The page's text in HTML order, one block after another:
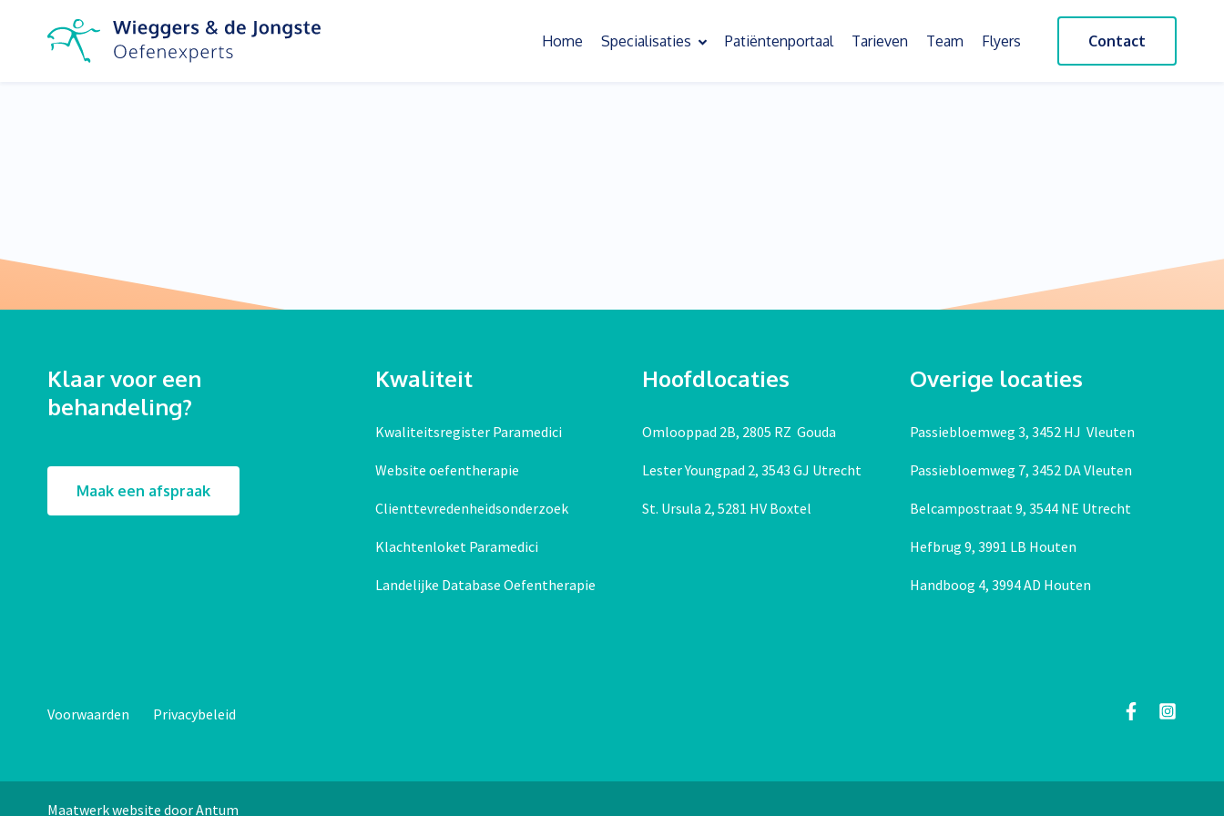
Home Specialisaties
Scoliose oefentherapie
Sensorische informatieverwerking
Patiëntenportaal Tarieven Team Flyers Contact
Klaar voor een
behandeling?
Maak een afspraak
Kwaliteit
Kwaliteitsregister Paramedici
Website oefentherapie
Clienttevredenheidsonderzoek
Klachtenloket Paramedici
Landelijke Database Oefentherapie
Hoofdlocaties
Omlooppad 2B, 2805 RZ Gouda
Lester Youngpad 2, 3543 GJ Utrecht
St. Ursula 2, 5281 HV Boxtel
Overige locaties
Passiebloemweg 3, 3452 HJ Vleuten
Passiebloemweg 7, 3452 DA Vleuten
Belcampostraat 9, 3544 NE Utrecht
Hefbrug 9, 3991 LB Houten
Handboog 4, 3994 AD Houten
Voorwaarden Privacybeleid
Maatwerk website door Antum